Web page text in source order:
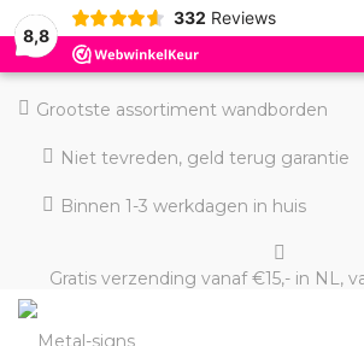
8,8
332 Reviews
Grootste assortiment wandborden
Niet tevreden, geld terug garantie
Binnen 1-3 werkdagen in huis
Gratis verzending vanaf €15,- in NL,